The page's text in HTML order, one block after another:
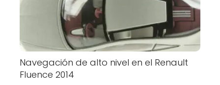
Navegación de alto nivel en el Renault
Fluence 2014